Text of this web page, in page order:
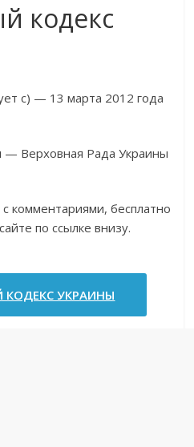
кодекс
с) — 13 марта 2012 года
— Верховная Рада Украины
комментариями, бесплатно
по ссылке внизу.
УКРАИНЫ